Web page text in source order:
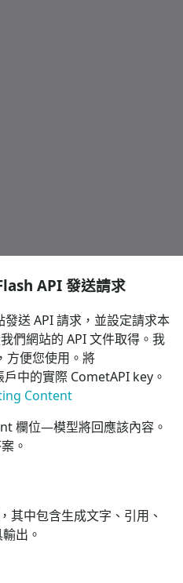
API 發送請求
送 API 請求，並設定請求本
們網站的 API 文件取得。我
方便您使用。將
戶中的實際 CometAPI key。
Content
欄位—模型將回應該內容。
。
其中包含生成文字、引用、
出。